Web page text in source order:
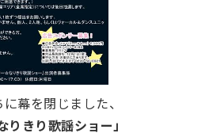
幕を閉じました、
きり歌謡ショー」